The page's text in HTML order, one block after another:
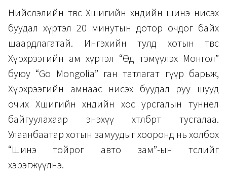
Нийслэлийн төвөөс Хөшигийн хөндийн шинэ нисэх
буудал хүртэл 20 минутын дотор очдог байх
шаардлагатай. Ингэхийн тулд хотын төвөөс
Хүрхрээгийн ам хүртэл “Өөдөө тэмүүлэх Монгол”
буюу “Go Mongolia” ган татлагат гүүр барьж,
Хүрхрээгийн амнаас нисэх буудал руу шууд
очих Хөшигийн хөндийн хос урсгалын туннел
байгуулахаар энэхүү хөтөлбөрт тусгалаа.
Улаанбаатар хотын замуудыг хооронд нь холбох
“Шинэ тойрог авто зам”-ын төслийг
хэрэгжүүлнэ.